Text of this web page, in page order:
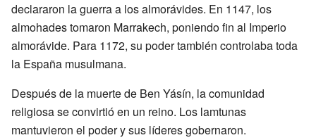
declararon la guerra a los almorávides. En 1147, los
almohades tomaron Marrakech, poniendo fin al Imperio
almorávide. Para 1172, su poder también controlaba toda
la España musulmana.
Después de la muerte de Ben Yásín, la comunidad
religiosa se convirtió en un reino. Los lamtunas
mantuvieron el poder y sus líderes gobernaron.